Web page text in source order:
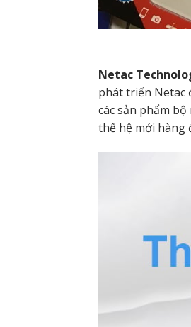
Netac
phát triển Netac
các sản phẩm
thế hệ mới hàng